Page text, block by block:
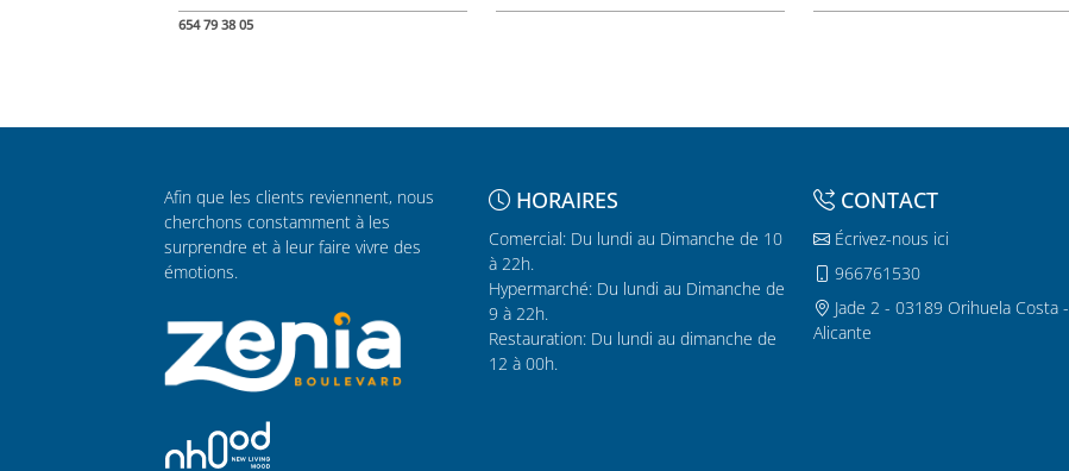
654 79 38 05
Afin que les clients reviennent, nous
cherchons constamment à les
surprendre et à leur faire vivre des
émotions.
HORAIRES
Comercial: Du lundi au Dimanche de 10
à 22h.
Hypermarché: Du lundi au Dimanche de
9 à 22h.
Restauration: Du lundi au dimanche de
12 à 00h.
CONTACT
Écrivez-nous ici
966761530
Jade 2 - 03189 Orihuela Costa -
Alicante